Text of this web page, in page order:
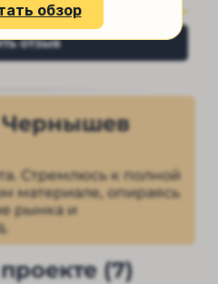
отзыв
Чернышев
Стремлюсь к полной
материале, опираясь
рынка и
(7)
обзор